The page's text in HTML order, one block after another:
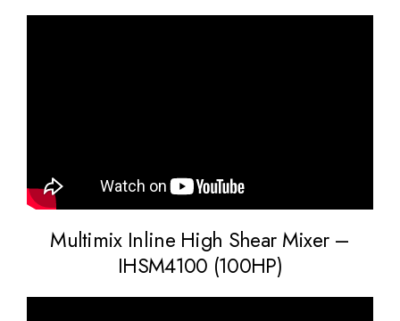
Multimix Inline High Shear Mixer –
IHSM4100 (100HP)